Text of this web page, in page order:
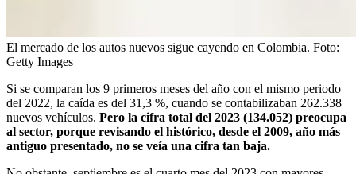
El mercado de los autos nuevos sigue cayendo en Colombia. Foto:
Getty Images
Si se comparan los 9 primeros meses del año con el mismo periodo
del 2022, la caída es del 31,3 %, cuando se contabilizaban 262.338
nuevos vehículos. Pero la cifra total del 2023 (134.052) preocupa
al sector, porque revisando el histórico, desde el 2009, año más
antiguo presentado, no se veía una cifra tan baja.